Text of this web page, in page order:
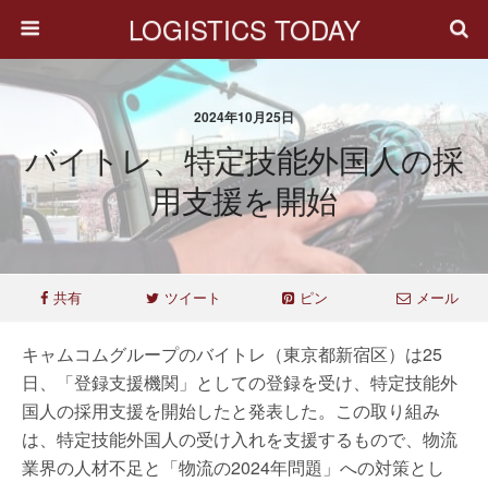
LOGISTICS TODAY
2024年10月25日
バイトレ、特定技能外国人の採
用支援を開始
共有 ツイート ピン メール
キャムコムグループのバイトレ（東京都新宿区）は25
日、「登録支援機関」としての登録を受け、特定技能外
国人の採用支援を開始したと発表した。この取り組み
は、特定技能外国人の受け入れを支援するもので、物流
業界の人材不足と「物流の2024年問題」への対策とし